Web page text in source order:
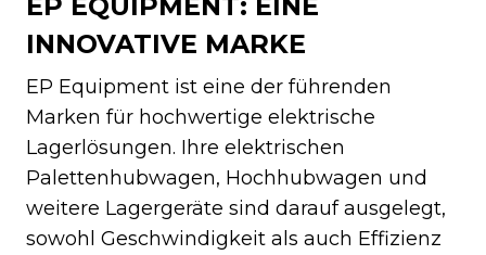
INNOVATIVE MARKE
EP Equipment ist eine der führenden
Marken für hochwertige elektrische
Lagerlösungen. Ihre elektrischen
Palettenhubwagen, Hochhubwagen und
weitere Lagergeräte sind darauf ausgelegt,
sowohl Geschwindigkeit als auch Effizienz